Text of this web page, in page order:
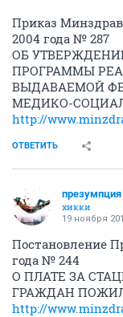
Приказ
2004 года № 287
ОБ
ПРОГРАММЫ
ВЫДАВАЕМОЙ
МЕДИКО-
http://
ОТВЕТИТЬ
презумпция
хикки
19 ноября
Постановление
года № 244
О ПЛАТЕ ЗА
ГРАЖДАН
http://